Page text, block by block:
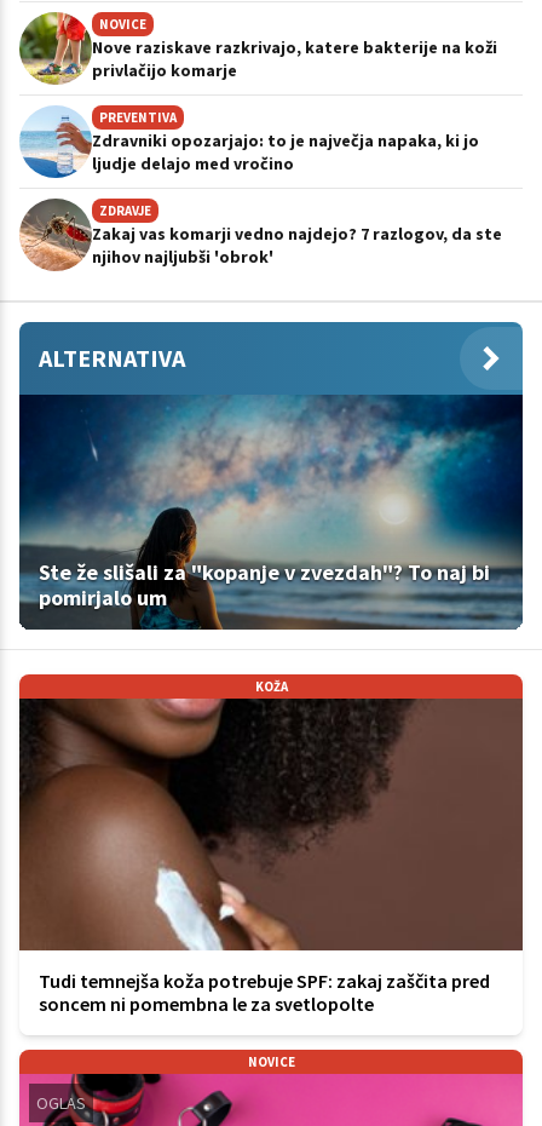
NOVICE
Nove raziskave razkrivajo, katere bakterije na koži
privlačijo komarje
PREVENTIVA
Zdravniki opozarjajo: to je največja napaka, ki jo
ljudje delajo med vročino
ZDRAVJE
Zakaj vas komarji vedno najdejo? 7 razlogov, da ste
njihov najljubši 'obrok'
ALTERNATIVA
Ste že slišali za "kopanje v zvezdah"? To naj bi
pomirjalo um
KOŽA
Tudi temnejša koža potrebuje SPF: zakaj zaščita pred
soncem ni pomembna le za svetlopolte
NOVICE
OGLAS